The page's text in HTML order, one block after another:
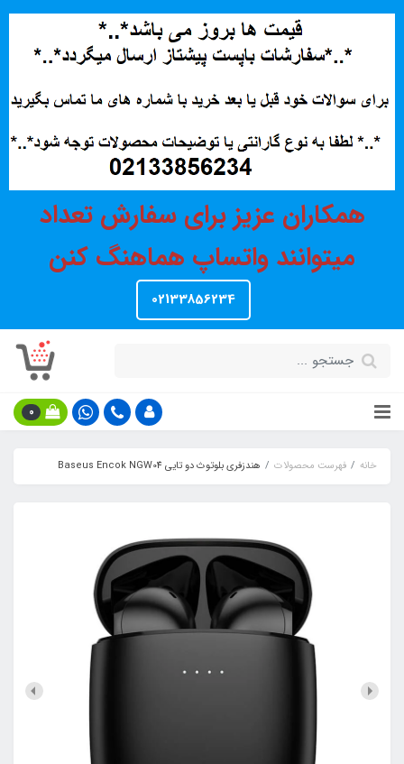
همکاران عزیز برای سفارش تعداد
میتوانند واتساپ هماهنگ کنن
02133856234
0
خانه فهرست محصولات هندزفری بلوتوث دو تایی Baseus Encok NGW04